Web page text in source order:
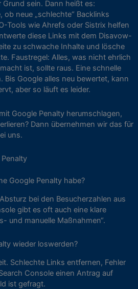
sein. Dann heißt es:
neue „schlechte“ Backlinks
Tools wie Ahrefs oder Sistrix helfen
diese Links mit dem Disavow-
zu schwache Inhalte und lösche
Faustregel: Alles, was nicht ehrlich
ist, sollte raus. Eine schnelle
Bis Google alles neu bewertet, kann
aber so läuft es leider.
Google Penalty herumschlagen,
Dann übernehmen wir das für
uns.
Google Penalty habe?
bei den Besucherzahlen aus
gibt es oft auch eine klare
und manuelle Maßnahmen“.
wieder loswerden?
Schlechte Links entfernen, Fehler
Console einen Antrag auf
ist gefragt.